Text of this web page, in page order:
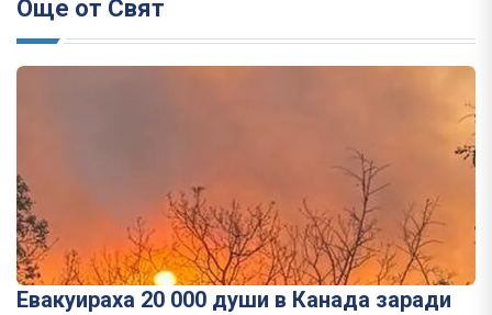
Още от Свят
Евакуираха 20 000 души в Канада заради